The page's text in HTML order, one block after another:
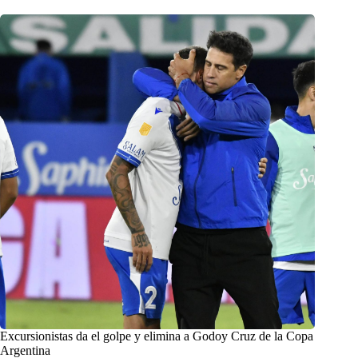
Excursionistas da el golpe y elimina a Godoy Cruz de la Copa
Argentina